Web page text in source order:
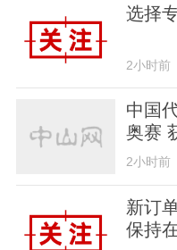
选择
2小时前
中国
奥赛
2小时前
新订
保持